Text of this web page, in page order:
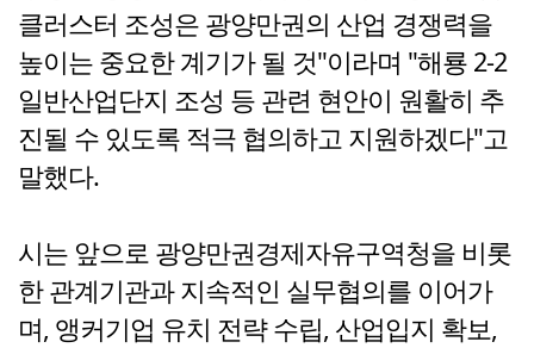
클러스터 조성은 광양만권의 산업 경쟁력을
높이는 중요한 계기가 될 것"이라며 "해룡 2-2
일반산업단지 조성 등 관련 현안이 원활히 추
진될 수 있도록 적극 협의하고 지원하겠다"고
말했다.
시는 앞으로 광양만권경제자유구역청을 비롯
한 관계기관과 지속적인 실무협의를 이어가
며, 앵커기업 유치 전략 수립, 산업입지 확보,